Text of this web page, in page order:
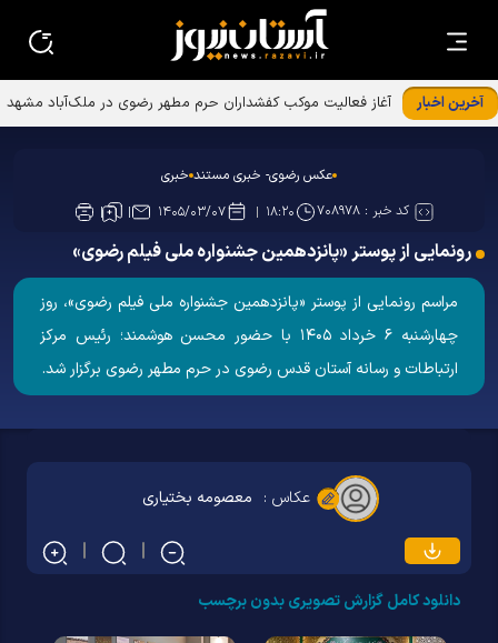
آخرین اخبار آغاز فعالیت موکب کفشداران حرم مطهر رضوی در ملک‌آباد مشهد
عکس رضوی- خبری مستند خبری
کد خبر : ۷۰۸۹۷۸ ۱۸:۲۰ ۱۴۰۵/۰۳/۰۷
رونمایی از پوستر «پانزدهمین جشنواره ملی فیلم رضوی»
مراسم رونمایی از پوستر «پانزدهمین جشنواره ملی فیلم رضوی»، روز
چهارشنبه ۶ خرداد ۱۴۰۵ با حضور محسن هوشمند؛ رئیس مرکز
ارتباطات و رسانه آستان قدس رضوی در حرم مطهر رضوی برگزار شد.
عکاس : معصومه بختیاری
دانلود کامل گزارش تصویری بدون برچسب